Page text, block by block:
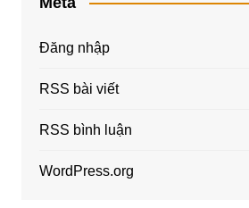
Đăng nhập
RSS bài viết
RSS bình luận
WordPress.org